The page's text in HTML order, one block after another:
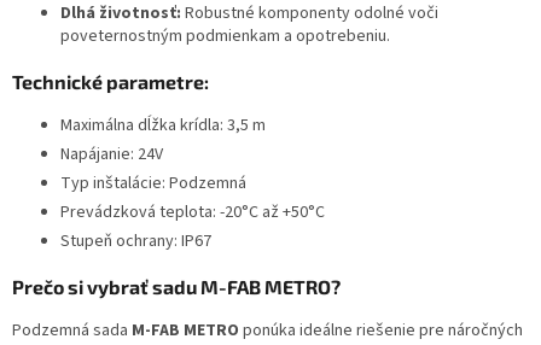
Dlhá životnosť: Robustné komponenty odolné voči
poveternostným podmienkam a opotrebeniu.
Technické parametre:
Maximálna dĺžka krídla: 3,5 m
Napájanie: 24V
Typ inštalácie: Podzemná
Prevádzková teplota: -20°C až +50°C
Stupeň ochrany: IP67
Prečo si vybrať sadu M-FAB METRO?
Podzemná sada M-FAB METRO ponúka ideálne riešenie pre náročných